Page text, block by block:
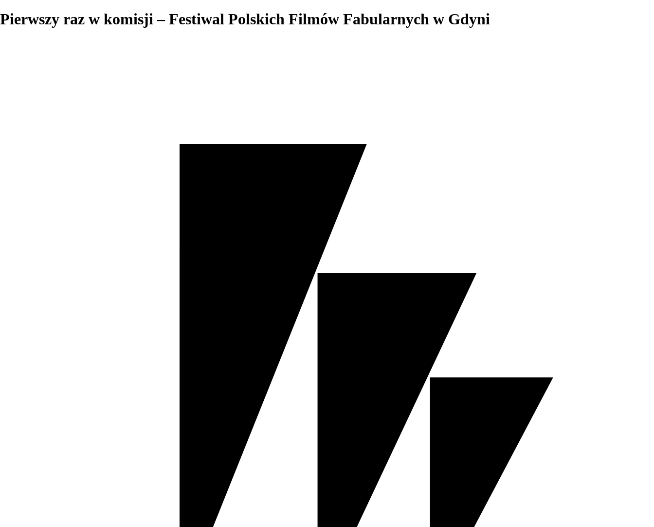
Pierwszy raz w komisji – Festiwal Polskich Filmów Fabularnych w Gdyni